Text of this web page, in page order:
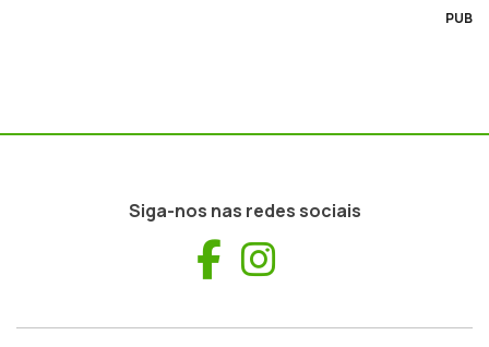
PUB
Siga-nos nas redes sociais
Facebook